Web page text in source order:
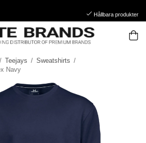
Hållbara produkter
/ Teejays / Sweatshirts /
Navy